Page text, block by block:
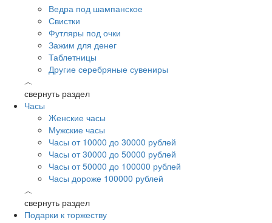
Ведра под шампанское
Свистки
Футляры под очки
Зажим для денег
Таблетницы
Другие серебряные сувениры
︿
свернуть раздел
Часы
Женские часы
Мужские часы
Часы от 10000 до 30000 рублей
Часы от 30000 до 50000 рублей
Часы от 50000 до 100000 рублей
Часы дороже 100000 рублей
︿
свернуть раздел
Подарки к торжеству